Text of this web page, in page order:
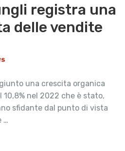
registra una
delle vendite
una crescita organica
nel 2022 che è stato,
sfidante dal punto di vista
…